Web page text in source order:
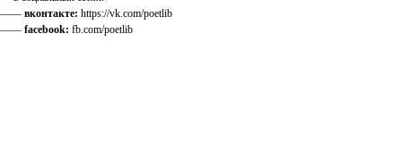
—— вконтакте: https://vk.com/poetlib
—— facebook: fb.com/poetlib